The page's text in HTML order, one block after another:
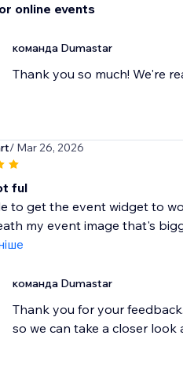
online events
команда Dumastar
Thank you so much! We're
/ Mar 26, 2026
ful
to get the event widget to
my event image that's
команда Dumastar
Thank you for your
so we can take a closer